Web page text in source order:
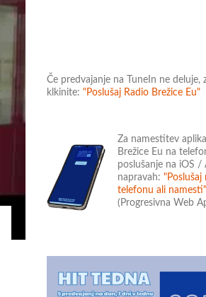
Če predvajanje na TuneIn ne deluje,
klkinite: "Poslušaj Radio Brežice Eu"
Za namestitev
Brežice Eu na
poslušanje na iOS /
napravah: "Poslušaj
telefonu ali namesti"
(Progresivna Web